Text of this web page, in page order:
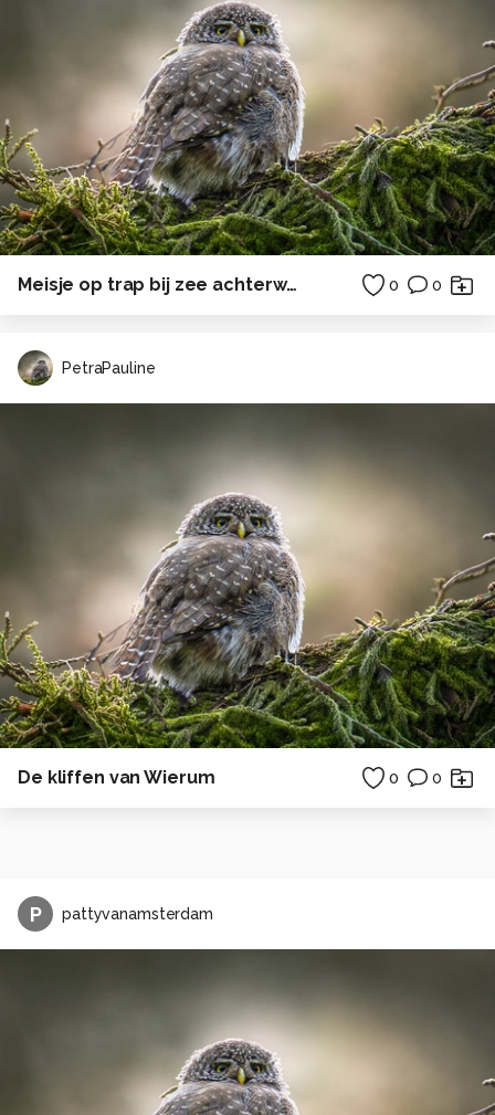
Meisje op trap bij zee achterwasser ostsee duitsland 0 0
PetraPauline
De kliffen van Wierum 0 0
P pattyvanamsterdam